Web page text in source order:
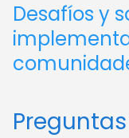
Desafíos y